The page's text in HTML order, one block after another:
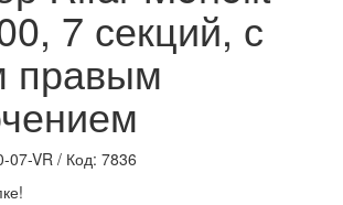
7 секций, с
правым
07-VR / Код: 7836